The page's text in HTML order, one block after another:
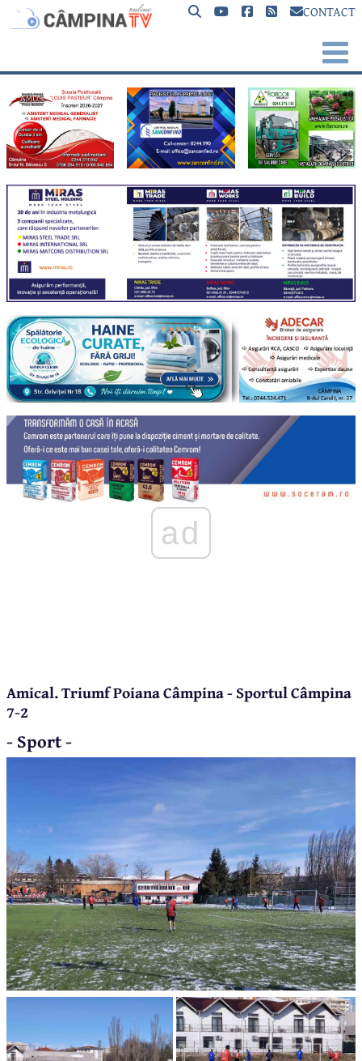
CONTACT
ad
Amical. Triumf Poiana Câmpina - Sportul Câmpina
7-2
- Sport -